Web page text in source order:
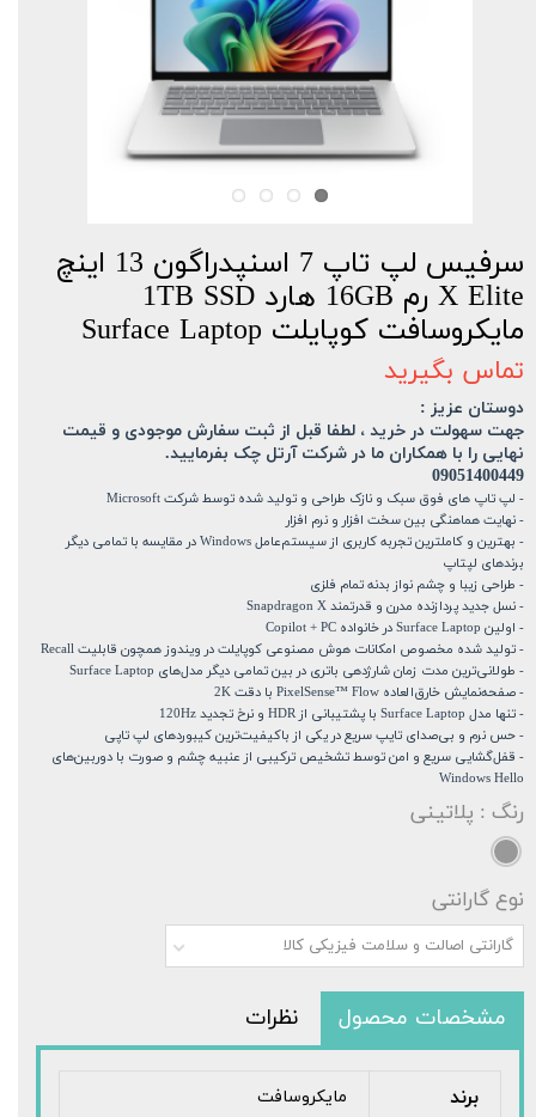
سرفیس لپ تاپ 7 اسنپدراگون 13 اینچ
X Elite رم 16GB هارد 1TB SSD
مایکروسافت کوپایلت Surface Laptop
تماس بگیرید
دوستان عزیز :
جهت سهولت در خرید ، لطفا قبل از ثبت سفارش موجودی و قیمت
نهایی را با همکاران ما در شرکت آرتل چک بفرمایید.
09051400449
- لپ تاپ های فوق سبک و نازک طراحی و تولید شده توسط شرکت Microsoft
- نهایت هماهنگی بین سخت افزار و نرم افزار
- بهترین و کامل‎ترین تجربه کاربری از سیستم‌عامل Windows در مقایسه با تمامی دیگر
برندهای لپتاپ
- طراحی زیبا و چشم نواز بدنه تمام فلزی
- نسل جدید پردازنده مدرن و قدرتمند Snapdragon X
- اولین Surface Laptop در خانواده Copilot + PC
- تولید شده مخصوص امکانات هوش مصنوعی کوپایلت در ویندوز همچون قابلیت Recall
- طولانی‌ترین مدت زمان شارژدهی باتری در بین تمامی دیگر مدل‌های Surface Laptop
- صفحه‌نمایش خارق‌العاده PixelSense™ Flow با دقت 2K
- تنها مدل Surface Laptop با پشتیبانی از HDR و نرخ تجدید 120Hz
- حس نرم و بی‌صدای تایپ سریع در یکی از باکیفیت‌ترین کیبوردهای لپ تاپی
- قفل‌گشایی سریع و امن توسط تشخیص ترکیبی از عنبیه چشم و صورت با دوربین‌های
Windows Hello
رنگ : پلاتینی
نوع گارانتی
گارانتی اصالت و سلامت فیزیکی کالا
مشخصات محصول نظرات
برند مایکروسافت